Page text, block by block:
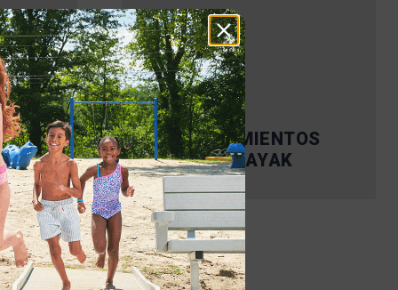
LANZAMIENTOS
DE KAYAK